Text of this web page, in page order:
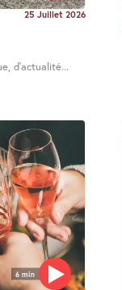
25 Juillet 2026
d’actualité...
6 min